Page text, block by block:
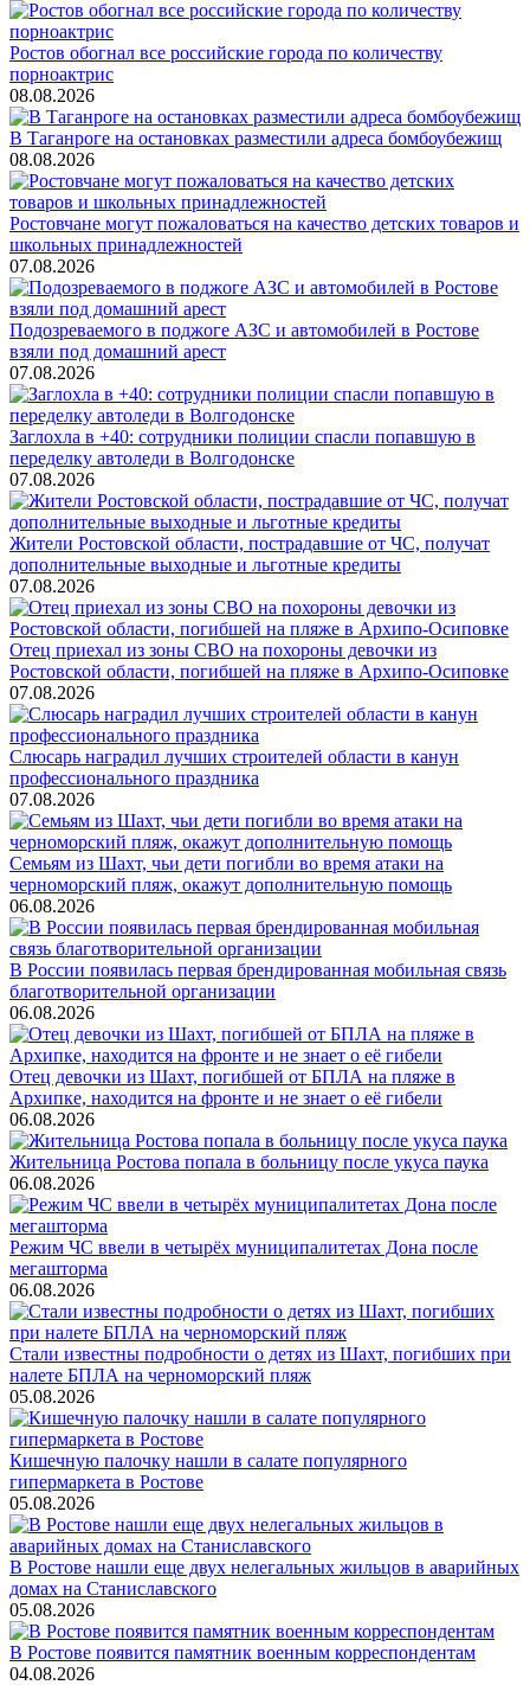
Ростов обогнал все российские города по количеству
порноактрис
08.08.2026
В Таганроге на остановках разместили адреса бомбоубежищ
08.08.2026
Ростовчане могут пожаловаться на качество детских товаров и
школьных принадлежностей
07.08.2026
Подозреваемого в поджоге АЗС и автомобилей в Ростове
взяли под домашний арест
07.08.2026
Заглохла в +40: сотрудники полиции спасли попавшую в
переделку автоледи в Волгодонске
07.08.2026
Жители Ростовской области, пострадавшие от ЧС, получат
дополнительные выходные и льготные кредиты
07.08.2026
Отец приехал из зоны СВО на похороны девочки из
Ростовской области, погибшей на пляже в Архипо-Осиповке
07.08.2026
Слюсарь наградил лучших строителей области в канун
профессионального праздника
07.08.2026
Семьям из Шахт, чьи дети погибли во время атаки на
черноморский пляж, окажут дополнительную помощь
06.08.2026
В России появилась первая брендированная мобильная связь
благотворительной организации
06.08.2026
Отец девочки из Шахт, погибшей от БПЛА на пляже в
Архипке, находится на фронте и не знает о её гибели
06.08.2026
Жительница Ростова попала в больницу после укуса паука
06.08.2026
Режим ЧС ввели в четырёх муниципалитетах Дона после
мегашторма
06.08.2026
Стали известны подробности о детях из Шахт, погибших при
налете БПЛА на черноморский пляж
05.08.2026
Кишечную палочку нашли в салате популярного
гипермаркета в Ростове
05.08.2026
В Ростове нашли еще двух нелегальных жильцов в аварийных
домах на Станиславского
05.08.2026
В Ростове появится памятник военным корреспондентам
04.08.2026